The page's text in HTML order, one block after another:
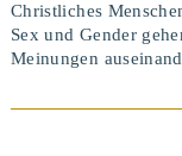
Christliches
Sex und Gender
Meinungen